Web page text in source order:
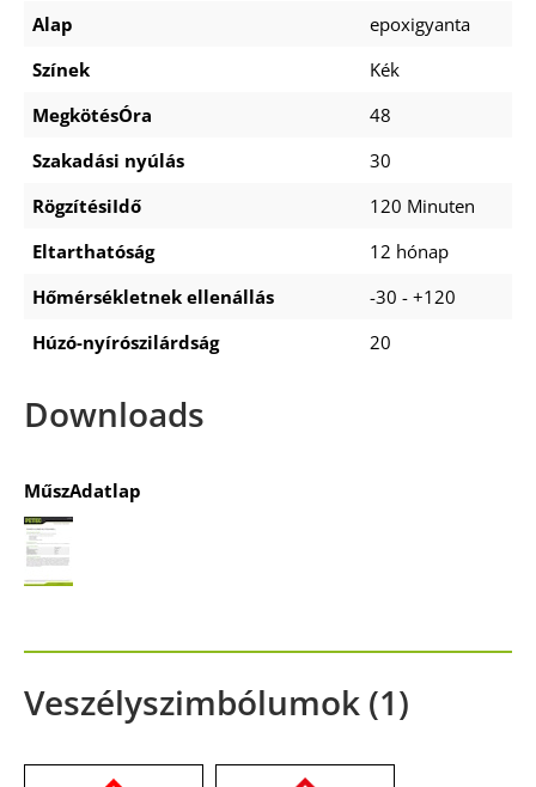
Alap
epoxigyanta
Színek
Kék
MegkötésÓra
48
Szakadási nyúlás
30
RögzítésiIdő
120 Minuten
Eltarthatóság
12 hónap
Hőmérsékletnek ellenállás
-30 - +120
Húzó-nyírószilárdság
20
Downloads
MűszAdatlap
Veszélyszimbólumok (1)